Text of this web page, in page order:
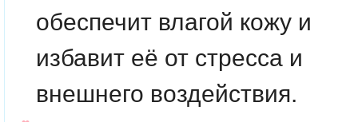
обеспечит влагой кожу и
избавит её от стресса и
внешнего воздействия.